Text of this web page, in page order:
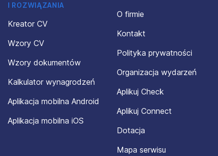
I ROZWIĄZANIA
Kreator CV
Wzory CV
Wzory dokumentów
Kalkulator wynagrodzeń
Aplikacja mobilna Android
Aplikacja mobilna iOS
O firmie
Kontakt
Polityka prywatności
Organizacja wydarzeń
Aplikuj Check
Aplikuj Connect
Dotacja
Mapa serwisu